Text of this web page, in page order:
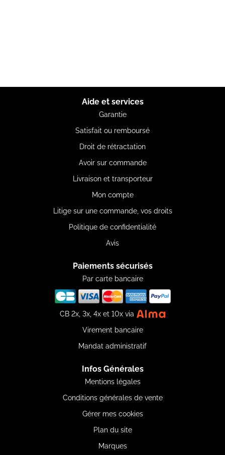
Aide et services
Garantie
Satisfait ou remboursé
Droit de rétractation
Avoir sur commande
Livraison et transporteur
Mon compte
Litige sur une commande, vos droits
Politique de confidentialité
Avis
Paiements sécurisés
Par carte bancaire
CB 2x, 3x, 4x et 10x via
Virement bancaire
Mandat administratif
Infos Générales
Mentions légales
Conditions générales de vente
Gérer mes cookies
Plan du site
Marques